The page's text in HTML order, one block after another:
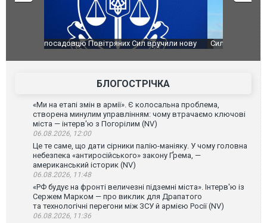
Сили оборони уразили Ярославський НПЗ:
атаку. ВІДЕО
Неймар
БЛОГОСТРІЧКА
«Ми на етапі змін в армії». Є колосальна проблема,
створена минулим управлінням: чому втрачаємо ключові
міста — інтерв'ю з Погорілим (NV)
06.08.2026, 12:00
Це те саме, що дати сірники палію-маніяку. У чому головна
небезпека «антиросійського» закону Ґрема, —
американський історик (NV)
06.08.2026, 11:48
«РФ будує на фронті величезні підземні міста». Інтерв'ю із
Сержем Марком — про виклик для Драпатого
та технологічні перегони між ЗСУ й армією Росії (NV)
06.08.2026, 11:36